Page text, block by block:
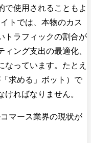
で使用されることもよ
トでは、本物のカス
トラフィックの割合が
ング支出の最適化、
なっています。たとえ
求める」ボット）で
ればなりません。
マース業界の現状が